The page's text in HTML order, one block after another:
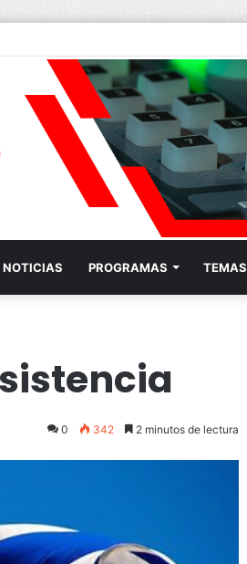
NOTICIAS PROGRAMAS TEMAS
0 342 2 minutos de lectura